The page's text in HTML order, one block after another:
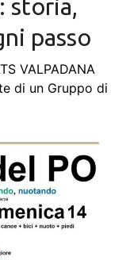
storia,
passo
VALPADANA
di un Gruppo di